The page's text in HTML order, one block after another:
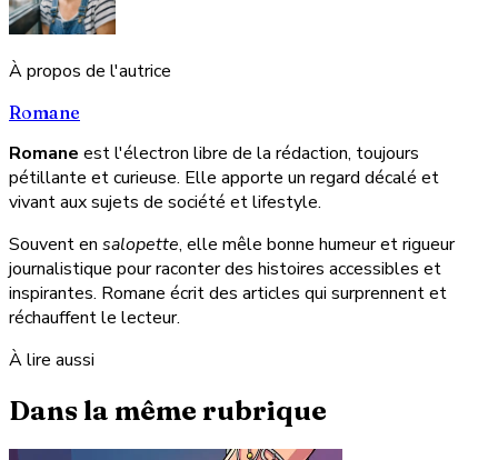
À propos de l'autrice
Romane
Romane est l'électron libre de la rédaction, toujours
pétillante et curieuse. Elle apporte un regard décalé et
vivant aux sujets de société et lifestyle.
Souvent en salopette, elle mêle bonne humeur et rigueur
journalistique pour raconter des histoires accessibles et
inspirantes. Romane écrit des articles qui surprennent et
réchauffent le lecteur.
À lire aussi
Dans la même rubrique